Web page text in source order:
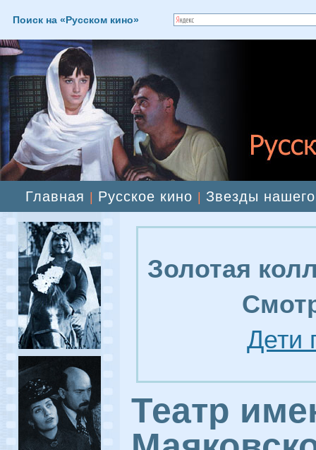
Поиск на «Русском кино»
Главная Русское кино Звезды
Золотая
Дети
Театр